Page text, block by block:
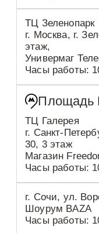
ТЦ Зеленопарк
г. Москва, г.
этаж,
Универмаг
Часы работы:
Площадь
ТЦ Галерея
г. Санкт-
30, 3 этаж
Магазин
Часы работы:
г. Сочи, ул.
Шоурум BAZA
Часы работы: